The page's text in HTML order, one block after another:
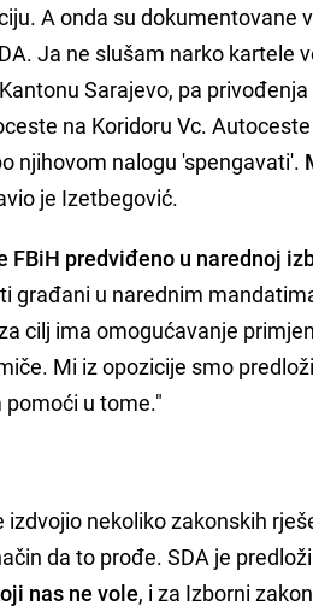
A onda su dokumentovane
Ja ne slušam narko kartele
Sarajevo, pa
na Koridoru Vc. Autoceste
njihovom nalogu 'spengavati'.
je Izetbegović.
FBiH predviđeno u narednoj
građani u narednim
cilj ima omogućavanje
Mi iz opozicije smo
pomoći u tome."
nekoliko zakonskih
da to prođe. SDA je
nas ne vole, i za Izborni